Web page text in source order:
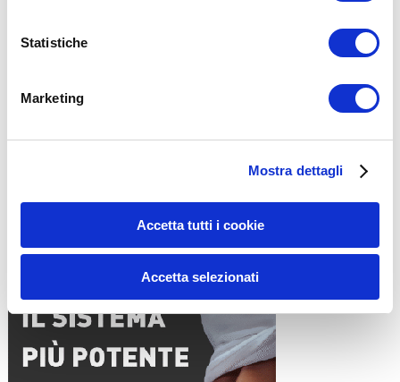
Statistiche
Marketing
Mostra dettagli
Accetta tutti i cookie
Accetta selezionati
Nome*
Sito web
15WORKOUT SCARICA ORA